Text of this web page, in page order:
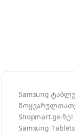
Samsung
Shopmart.ge-ზე!
Samsung